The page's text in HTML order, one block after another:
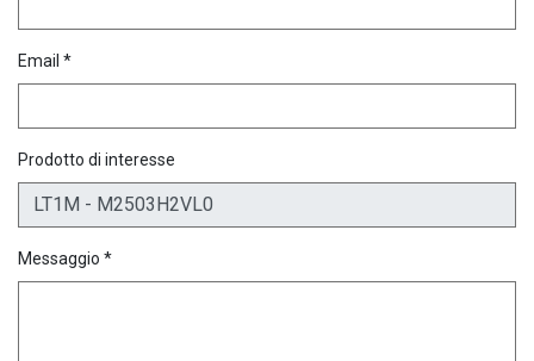
Email *
Prodotto di interesse
Messaggio *